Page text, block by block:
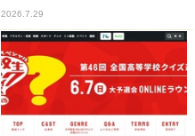
2026.7.29